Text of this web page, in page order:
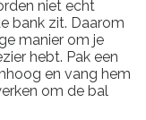
niet echt
bank zit. Daarom
manier om je
hebt. Pak een
en vang hem
om de bal